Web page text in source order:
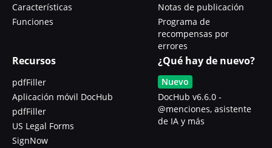
Características
Funciones
Notas de publicación
Programa de
recompensas por
errores
Recursos
pdfFiller
Aplicación móvil DocHub
pdfFiller
US Legal Forms
SignNow
¿Qué hay de nuevo?
Nuevo
DocHub v6.6.0 -
@menciones, asistente
de IA y más